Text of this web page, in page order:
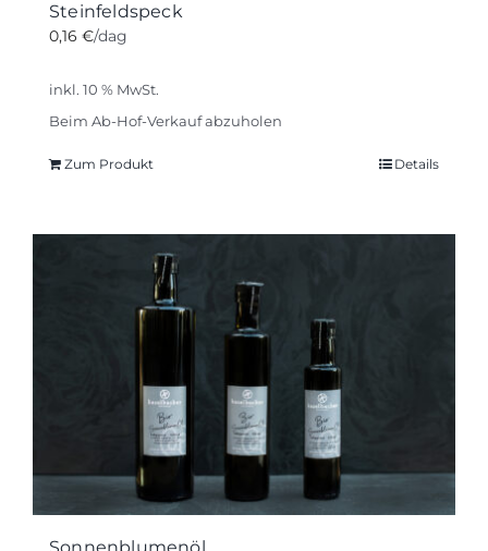
Steinfeldspeck
0,16 €/dag
inkl. 10 % MwSt.
Beim Ab-Hof-Verkauf abzuholen
Zum Produkt Details
Sonnenblumenöl